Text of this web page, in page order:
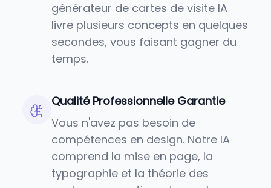
générateur de cartes de visite IA
livre plusieurs concepts en quelques
secondes, vous faisant gagner du
temps.
Qualité Professionnelle Garantie
Vous n'avez pas besoin de
compétences en design. Notre IA
comprend la mise en page, la
typographie et la théorie des